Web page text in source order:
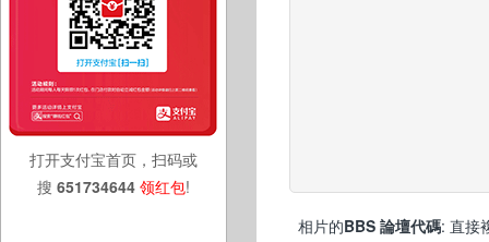
打开支付宝首页，扫码或
搜 651734644 领红包!
相片的BBS 論壇代碼: 直接